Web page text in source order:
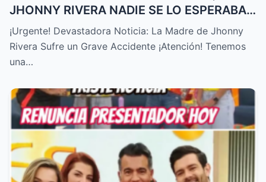
JHONNY RIVERA NADIE SE LO ESPERABA,
ACABA de SUCEDER! – HTT
¡Urgente! Devastadora Noticia: La Madre de Jhonny
Rivera Sufre un Grave Accidente ¡Atención! Tenemos
una…